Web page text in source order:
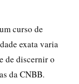
curso de
exata varia
de discernir o
da CNBB.